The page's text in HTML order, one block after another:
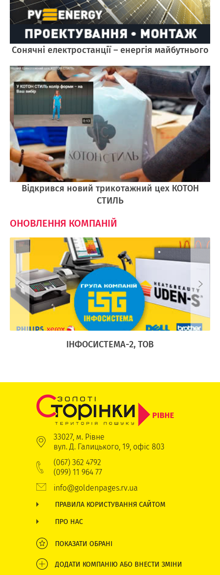
Cонячні електростанції – енергія майбутнього
Відкрився новий трикотажний цех КОТОН
СТИЛЬ
ОНОВЛЕННЯ КОМПАНІЙ
ІНФОСИСТЕМА-2, ТОВ
РІВНЕ
33027, м. Рівне
вул. Д. Галицького, 19, офіс 803
(067) 362 4792
(099) 11 964 77
info@goldenpages.rv.ua
ПРАВИЛА КОРИСТУВАННЯ САЙТОМ
ПРО НАС
ПОКАЗАТИ ОБРАНІ
ДОДАТИ КОМПАНІЮ АБО ВНЕСТИ ЗМІНИ